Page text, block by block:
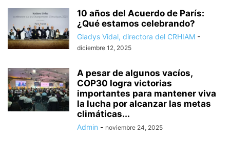
10 años del Acuerdo de París:
¿Qué estamos celebrando?
Gladys Vidal, directora del CRHIAM -
diciembre 12, 2025
A pesar de algunos vacíos,
COP30 logra victorias
importantes para mantener viva
la lucha por alcanzar las metas
climáticas...
Admin - noviembre 24, 2025